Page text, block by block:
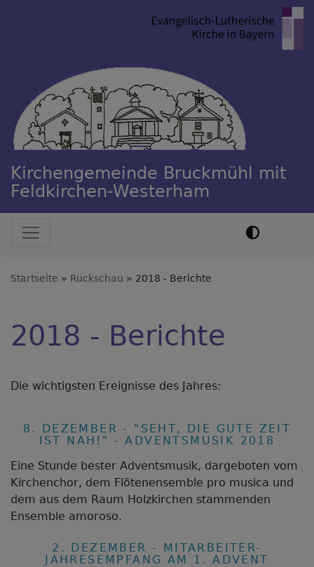
Kirchengemeinde Bruckmühl mit
Feldkirchen-Westerham
Hauptnavigation
Startseite Rückschau 2018 - Berichte
2018 - Berichte
Die wichtigsten Ereignisse des Jahres:
8. DEZEMBER - "SEHT, DIE GUTE ZEIT
IST NAH!" - ADVENTSMUSIK 2018
Eine Stunde bester Adventsmusik, dargeboten vom
Kirchenchor, dem Flötenensemble pro musica und
dem aus dem Raum Holzkirchen stammenden
Ensemble amoroso.
2. DEZEMBER - MITARBEITER-
JAHRESEMPFANG AM 1. ADVENT